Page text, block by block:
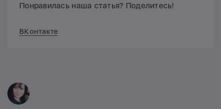
Понравилась наша статья? Поделитесь!
ВКонтакте